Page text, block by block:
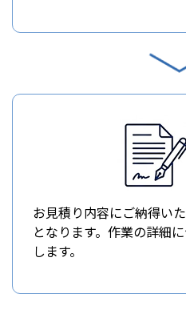
お見積り内容にご納得い
となります。作業の詳細
します。